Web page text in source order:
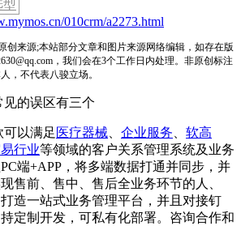
型
010crm/a2273.html
创来源;本站部分文章和图片来源网络编辑，如存在版
，我们会在3个工作日内处理。非原创标注
，不代表八骏立场。
可以满足 医疗器械、 企业服务、 软高
行业等领域的客户关系管理系统及业务
端+APP，将多端数据打通并同步，并
售前、售中、售后全业务环节的人、
造一站式业务管理平台，并且对接钉
定制开发，可私有化部署。咨询合作和